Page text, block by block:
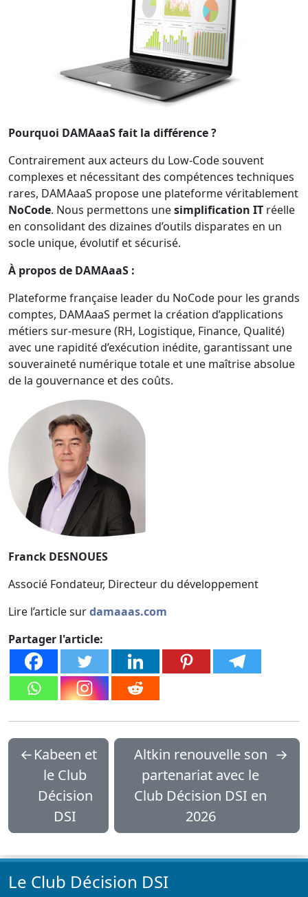
Pourquoi DAMAaaS fait la différence ?
Contrairement aux acteurs du Low-Code souvent
complexes et nécessitant des compétences techniques
rares, DAMAaaS propose une plateforme véritablement
NoCode. Nous permettons unesimplification IT réelle
en consolidant des dizaines d’outils disparates en un
socle unique, évolutif et sécurisé.
À propos de DAMAaaS :
Plateforme française leader du NoCode pour les grands
comptes, DAMAaaS permet la création d’applications
métiers sur-mesure (RH, Logistique, Finance, Qualité)
avec une rapidité d’exécution inédite, garantissant une
souveraineté numérique totale et une maîtrise absolue
de la gouvernance et des coûts.
Franck DESNOUES
Associé Fondateur, Directeur du développement
Lire l’article surdamaaas.com
Partager l'article:
←Kabeen et
le Club
Décision
DSI
Altkin renouvelle son
partenariat avec le
Club Décision DSI en
2026
→
Le Club Décision DSI